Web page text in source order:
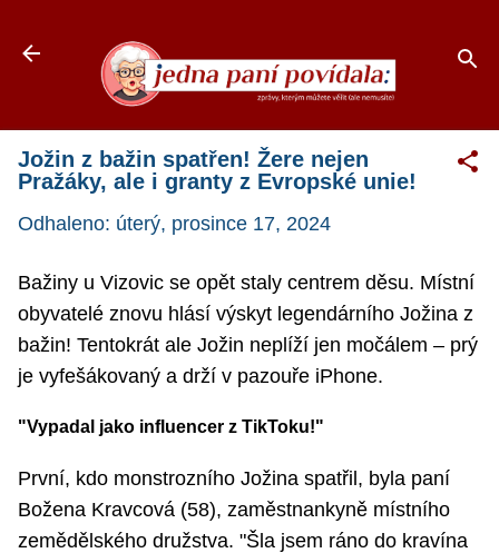
Jožin z bažin spatřen! Žere nejen
Pražáky, ale i granty z Evropské unie!
Odhaleno: úterý, prosince 17, 2024
Bažiny u Vizovic se opět staly centrem děsu. Místní
obyvatelé znovu hlásí výskyt legendárního Jožina z
bažin! Tentokrát ale Jožin neplíží jen močálem – prý
je vyfešákovaný a drží v pazouře iPhone.
"Vypadal jako influencer z TikToku!"
První, kdo monstrozního Jožina spatřil, byla paní
Božena Kravcová (58), zaměstnankyně místního
zemědělského družstva. "Šla jsem ráno do kravína